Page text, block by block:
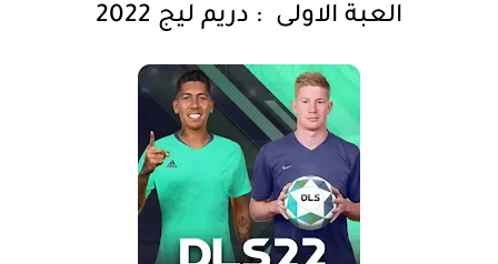
العبة الاولى : دريم ليج 2022